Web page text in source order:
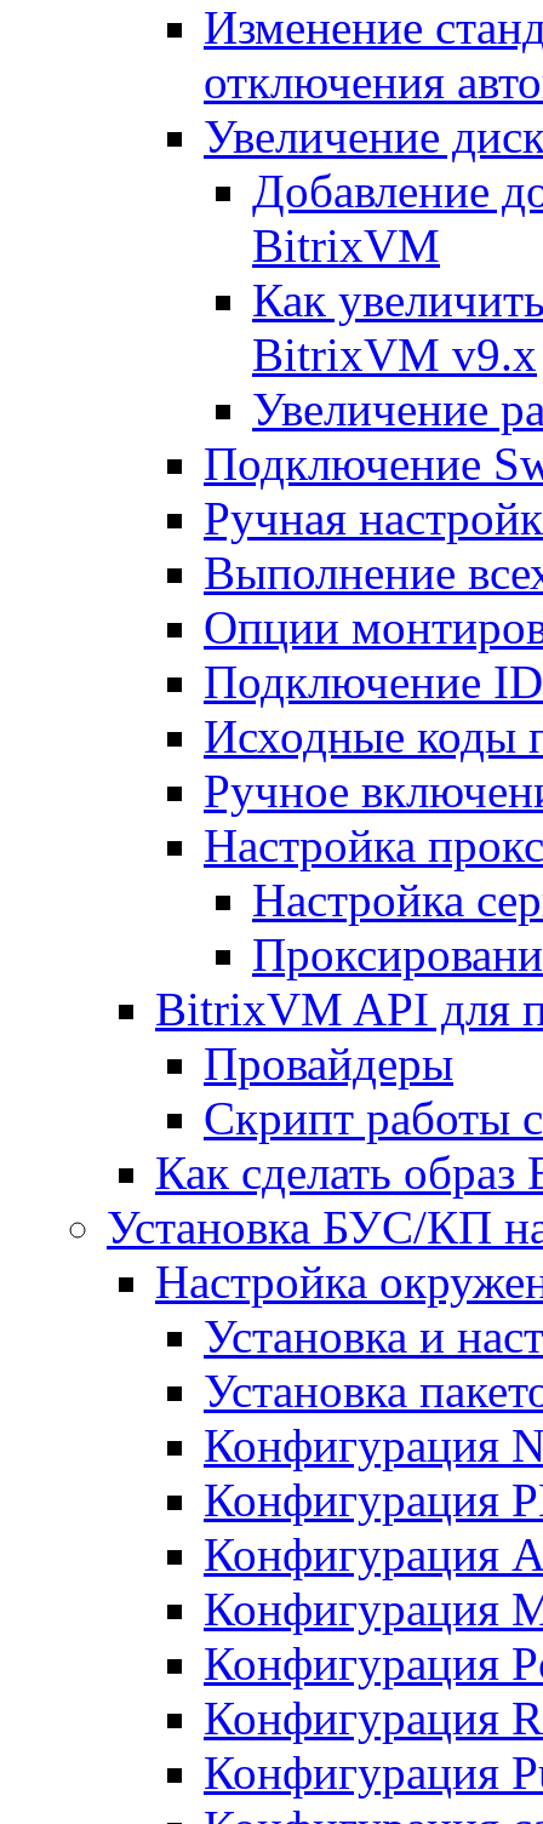
Изменение
отключения
Увеличение
Добавление
BitrixVM
Как
BitrixVM v9.x
Увеличение
Подключение
Ручная
Выполнение
Опции
Подключение
Исходные коды
Ручное
Настройка
Настройка
BitrixVM API для
Провайдеры
Скрипт работы
Как сделать
Установка БУС/КП
Настройка
Установка и
Установка
Конфигурация
Конфигурация
Конфигурация
Конфигурация
Конфигурация
Конфигурация
Конфигурация